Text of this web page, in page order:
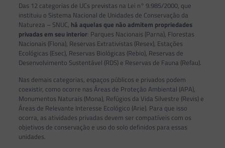
Das 12 categorias de UCs previstas na Lei n° 9.985/2000, que
instituiu o Sistema Nacional de Unidades de Conservação da
Natureza – SNUC, há aquelas que não admitem propriedades
privadas em seu interior: Parques Nacionais (Parna), Florestas
Nacionais (Flona), Reservas Extrativistas (Resex), Estações
Ecológicas (Esec), Reservas Biológicas (Rebio), Reservas de
Desenvolvimento Sustentável (RDS) e Reservas de Fauna (Refau).
Nas demais categorias, espaços públicos e privados podem
coexistir, como ocorre nas Áreas de Proteção Ambiental (APA),
Monumentos Naturais (Mona), Refúgios da Vida Silvestre (Revis) e
Áreas de Relevante Interesse Ecológico (Arie). Para que isso
ocorra, as atividades privadas devem ser compatíveis com os
objetivos de conservação e uso do solo definidos para essas
unidades.